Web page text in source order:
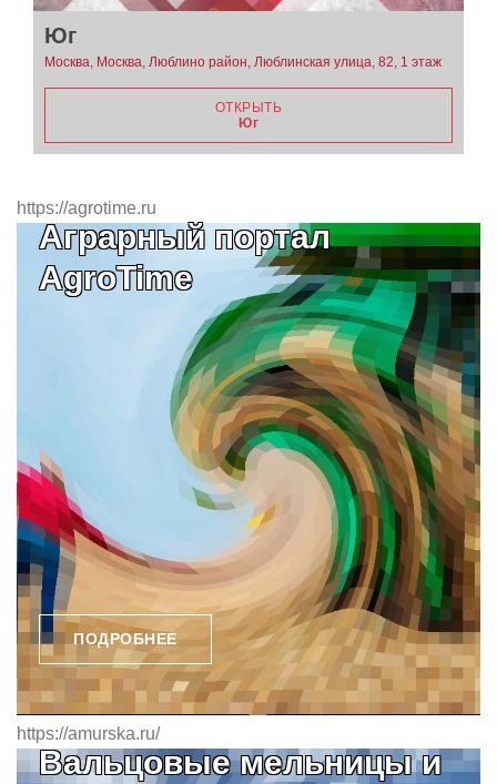
Юг
Москва, Москва, Люблино район, Люблинская улица, 82, 1 этаж
ОТКРЫТЬ
Юг
https://agrotime.ru
Аграрный портал
AgroTime
ПОДРОБНЕЕ
https://amurska.ru/
Вальцовые мельницы и